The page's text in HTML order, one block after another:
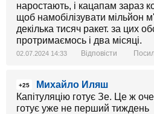
наростають, і кацапам зараз
щоб намобілізувати мільйон
декілька тисяч ракет. за цих
протримаємось і два місяці.
02.07.2024 14:33 Відповісти
+25
Михайло Иляш
Капітуляцію готує Зе. Це ж
готує уже не перший тиждень